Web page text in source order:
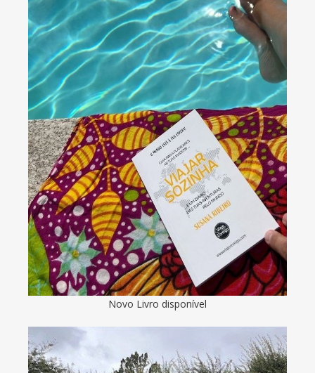
Novo Livro disponível